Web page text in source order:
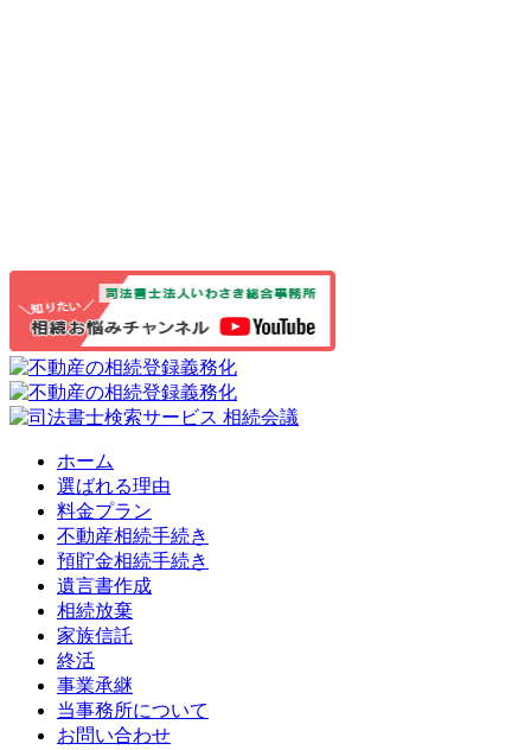
ホーム
選ばれる理由
料金プラン
不動産相続手続き
預貯金相続手続き
遺言書作成
相続放棄
家族信託
終活
事業承継
当事務所について
お問い合わせ